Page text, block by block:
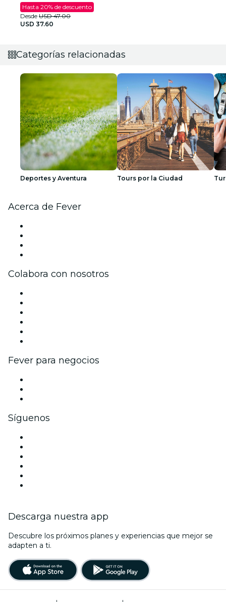
Hasta 20% de descuento
Desde USD 47.00
USD 37.60
Categorías relacionadas
Deportes y Aventura Tours por la Ciudad
Acerca de Fever
Colabora con nosotros
Fever para negocios
Síguenos
Descarga nuestra app
Descubre los próximos planes y experiencias que mejor se
adapten a ti.